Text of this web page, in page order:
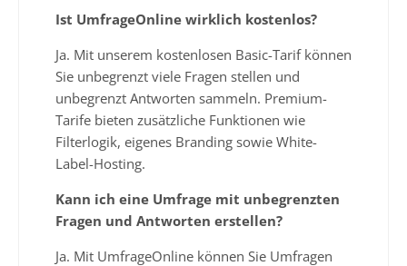
Ist UmfrageOnline wirklich kostenlos?
Ja. Mit unserem kostenlosen Basic-Tarif können
Sie unbegrenzt viele Fragen stellen und
unbegrenzt Antworten sammeln. Premium-
Tarife bieten zusätzliche Funktionen wie
Filterlogik, eigenes Branding sowie White-
Label-Hosting.
Kann ich eine Umfrage mit unbegrenzten
Fragen und Antworten erstellen?
Ja. Mit UmfrageOnline können Sie Umfragen